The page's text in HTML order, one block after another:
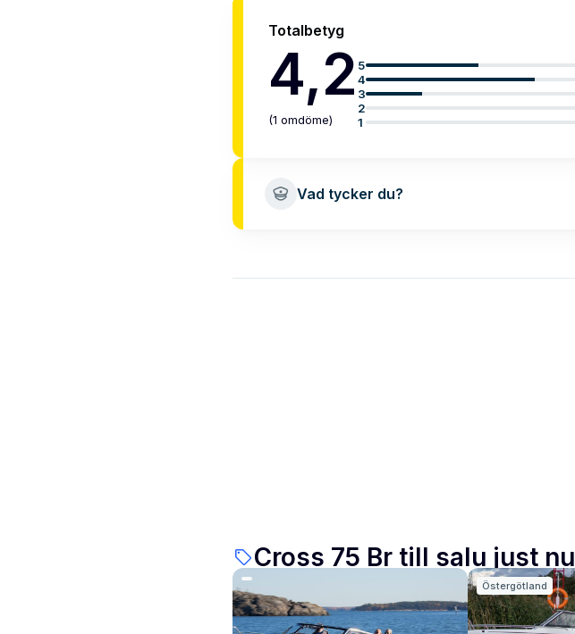
Totalbetyg
4,2
(1 omdöme)
5
4
3
2
1
Vad tycker du?
Cross 75 Br till salu just nu
Östergötland